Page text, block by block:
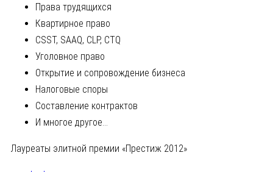
Права трудящихся
Квартирное право
CSST, SAAQ, CLP, CTQ
Уголовное право
Открытие и сопровождение бизнеса
Налоговые споры
Составление контрактов
И многое другое…
Лауреаты элитной премии «Престиж 2012»